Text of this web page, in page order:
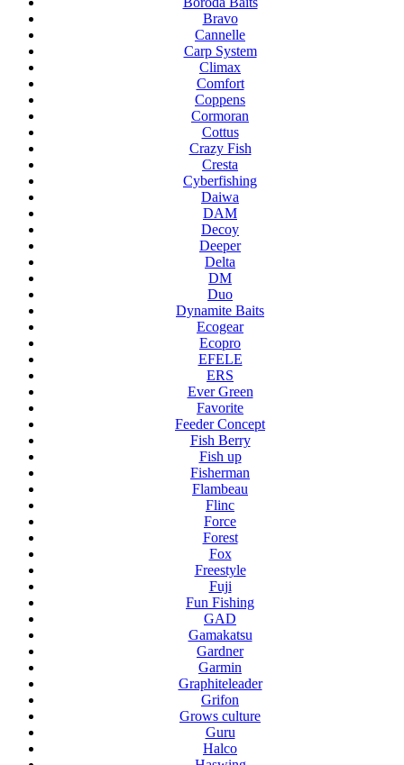
Bravo
Cannelle
Carp System
Climax
Comfort
Coppens
Cormoran
Cottus
Crazy Fish
Cresta
Cyberfishing
Daiwa
DAM
Decoy
Deeper
Delta
DM
Duo
Dynamite Baits
Ecogear
Ecopro
EFELE
ERS
Ever Green
Favorite
Feeder Concept
Fish Berry
Fish up
Fisherman
Flambeau
Flinc
Force
Forest
Fox
Freestyle
Fuji
Fun Fishing
GAD
Gamakatsu
Gardner
Garmin
Graphiteleader
Grifon
Grows culture
Guru
Halco